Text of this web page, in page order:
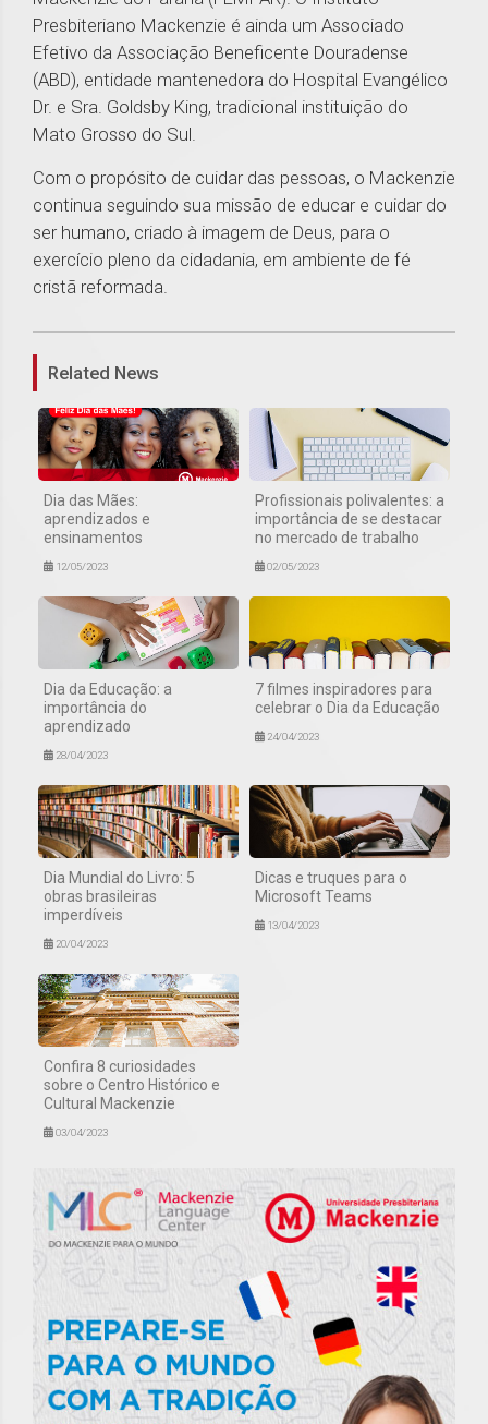
Presbiteriano Mackenzie é ainda um Associado
Efetivo da Associação Beneficente Douradense
(ABD), entidade mantenedora do Hospital Evangélico
Dr. e Sra. Goldsby King, tradicional instituição do
Mato Grosso do Sul.
Com o propósito de cuidar das pessoas, o Mackenzie
continua seguindo sua missão de educar e cuidar do
ser humano, criado à imagem de Deus, para o
exercício pleno da cidadania, em ambiente de fé
cristã reformada.
Related News
Dia das Mães:
aprendizados e
ensinamentos
12/05/2023
Profissionais polivalentes: a
importância de se destacar
no mercado de trabalho
02/05/2023
Dia da Educação: a
importância do
aprendizado
28/04/2023
7 filmes inspiradores para
celebrar o Dia da Educação
24/04/2023
Dia Mundial do Livro: 5
obras brasileiras
imperdíveis
20/04/2023
Dicas e truques para o
Microsoft Teams
13/04/2023
Confira 8 curiosidades
sobre o Centro Histórico e
Cultural Mackenzie
03/04/2023